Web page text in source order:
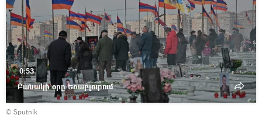
Դիտել
տեսանյութը
Բանակի օրը Եռաբլուրում
0:53
© Sputnik